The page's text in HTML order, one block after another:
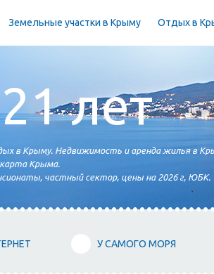
Земельные участки в Крыму Отдых в
лет
в Крыму. Недвижимость и аренда жилья в
Крыма.
частный сектор, цены на 2026 г, ЮБК.
У САМОГО МОРЯ